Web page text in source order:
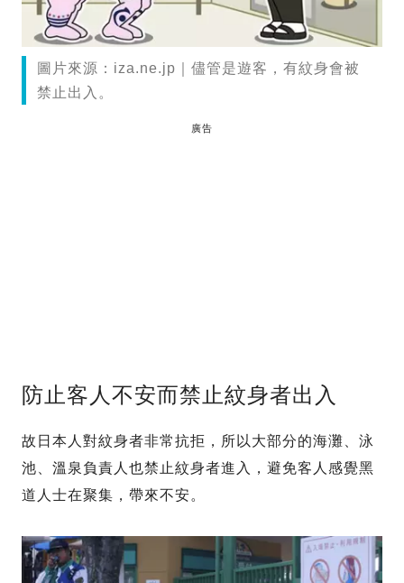
圖片來源：iza.ne.jp｜儘管是遊客，有紋身會被
禁止出入。
廣告
防止客人不安而禁止紋身者出入
故日本人對紋身者非常抗拒，所以大部分的海灘、泳
池、溫泉負責人也禁止紋身者進入，避免客人感覺黑
道人士在聚集，帶來不安。